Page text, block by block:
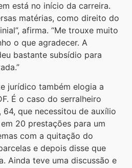
está no início da carreira.
matérias, como direito do
afirma. “Me trouxe muito
o que agradecer. A
bastante subsídio para
jurídico também elogia a
É o caso do serralheiro
que necessitou de auxílio
20 prestações para um
com a quitação do
e depois disse que
Ainda teve uma discussão e